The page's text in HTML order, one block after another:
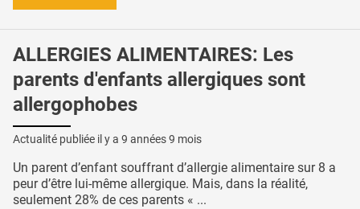
ALLERGIES ALIMENTAIRES: Les
parents d'enfants allergiques sont
allergophobes
Actualité publiée il y a 9 années 9 mois
Un parent d’enfant souffrant d’allergie alimentaire sur 8 a
peur d’être lui-même allergique. Mais, dans la réalité,
seulement 28% de ces parents « ...